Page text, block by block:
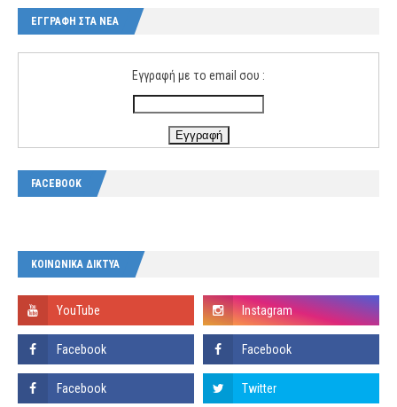
ΕΓΓΡΑΦΗ ΣΤΑ ΝΕΑ
Εγγραφή με το email σου :
FACEBOOK
ΚΟΙΝΩΝΙΚΑ ΔΙΚΤΥΑ